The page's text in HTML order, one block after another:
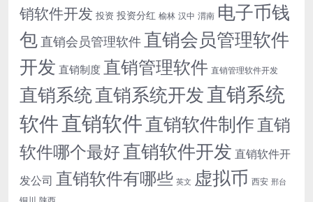
销软件开发 投资 投资分红 榆林 汉中 渭南 电子币钱
包 直销会员管理软件 直销会员管理软件
开发 直销制度 直销管理软件 直销管理软件开发
直销系统直销系统开发直销系统
软件直销软件直销软件制作直销
软件哪个最好直销软件开发 直销软件开
发公司 直销软件有哪些 英文 虚拟币 西安 邢台